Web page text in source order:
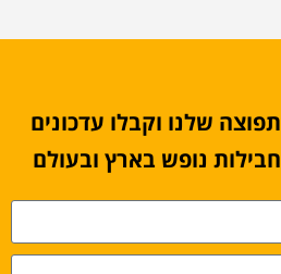
שלנו וקבלו עדכונים
נופש בארץ ובעולם